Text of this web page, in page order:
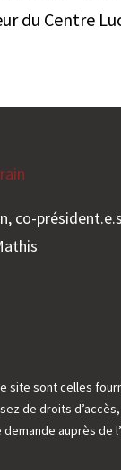
du Centre
co-
site sont celles
de droits
auprès de